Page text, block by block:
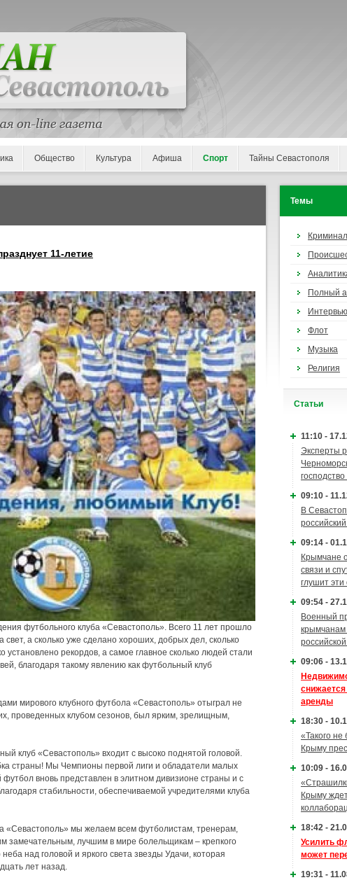
Общество Культура Афиша Спорт Тайны Севастополя
11-летие
футбольного клуба «Севастополь». Всего 11 лет прошло
свет, а сколько уже сделано хороших, добрых дел, сколько
установлено рекордов, а самое главное сколько людей стали
благодаря такому явлению как футбольный клуб
мирового клубного футбола «Севастополь» отыграл не
проведенных клубом сезонов, был ярким, зрелищным,
клуб «Севастополь» входит с высоко поднятой головой.
страны! Мы Чемпионы первой лиги и обладатели малых
вновь представлен в элитном дивизионе страны и с
стабильности, обеспечиваемой учредителями клуба
«Севастополь» мы желаем всем футболистам, тренерам,
замечательным, лучшим в мире болельщикам – крепкого
неба над головой и яркого света звезды Удачи, которая
лет назад.
Темы
Криминал
Полный
Интервью
Флот
Музыка
Религия
Cтатьи
11:10 -
Эксперты
09:10 -
В
09:14 -
Крымчане
связи и
глушит эти
09:54 -
Военный
крымчанам
09:06 -
аренды
18:30 -
«Такого
Крыму
10:09 -
Крыму
18:42 -
Усилить
может
19:31 -